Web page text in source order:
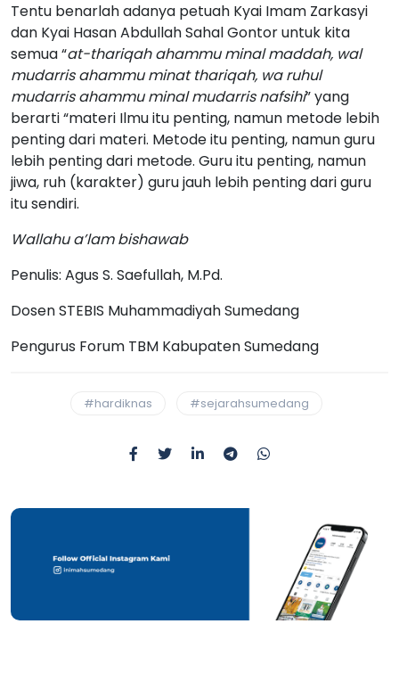
Tentu benarlah adanya petuah Kyai Imam Zarkasyi
dan Kyai Hasan Abdullah Sahal Gontor untuk kita
semua “at-thariqah ahammu minal maddah, wal
mudarris ahammu minat thariqah, wa ruhul
mudarris ahammu minal mudarris nafsihi” yang
berarti “materi Ilmu itu penting, namun metode lebih
penting dari materi. Metode itu penting, namun guru
lebih penting dari metode. Guru itu penting, namun
jiwa, ruh (karakter) guru jauh lebih penting dari guru
itu sendiri.
Wallahu a’lam bishawab
Penulis: Agus S. Saefullah, M.Pd.
Dosen STEBIS Muhammadiyah Sumedang
Pengurus Forum TBM Kabupaten Sumedang
#hardiknas #sejarahsumedang